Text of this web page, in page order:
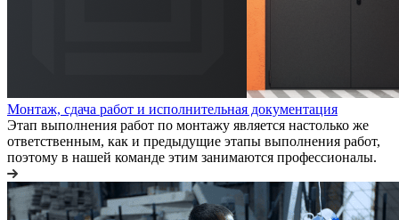
Монтаж, сдача работ и исполнительная документация
Этап выполнения работ по монтажу является настолько же
ответственным, как и предыдущие этапы выполнения работ,
поэтому в нашей команде этим занимаются профессионалы.